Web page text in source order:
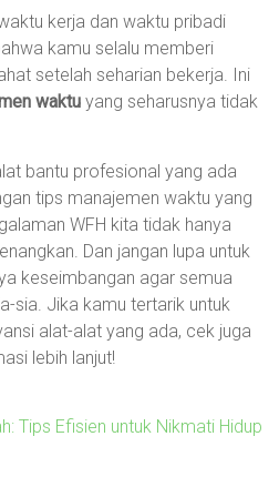
kerja dan waktu pribadi
kamu selalu memberi
setelah seharian bekerja. Ini
waktu yang seharusnya tidak
bantu profesional yang ada
tips manajemen waktu yang
WFH kita tidak hanya
Dan jangan lupa untuk
keseimbangan agar semua
sia. Jika kamu tertarik untuk
alat-alat yang ada, cek juga
lebih lanjut!
Tips Efisien untuk Nikmati Hidup